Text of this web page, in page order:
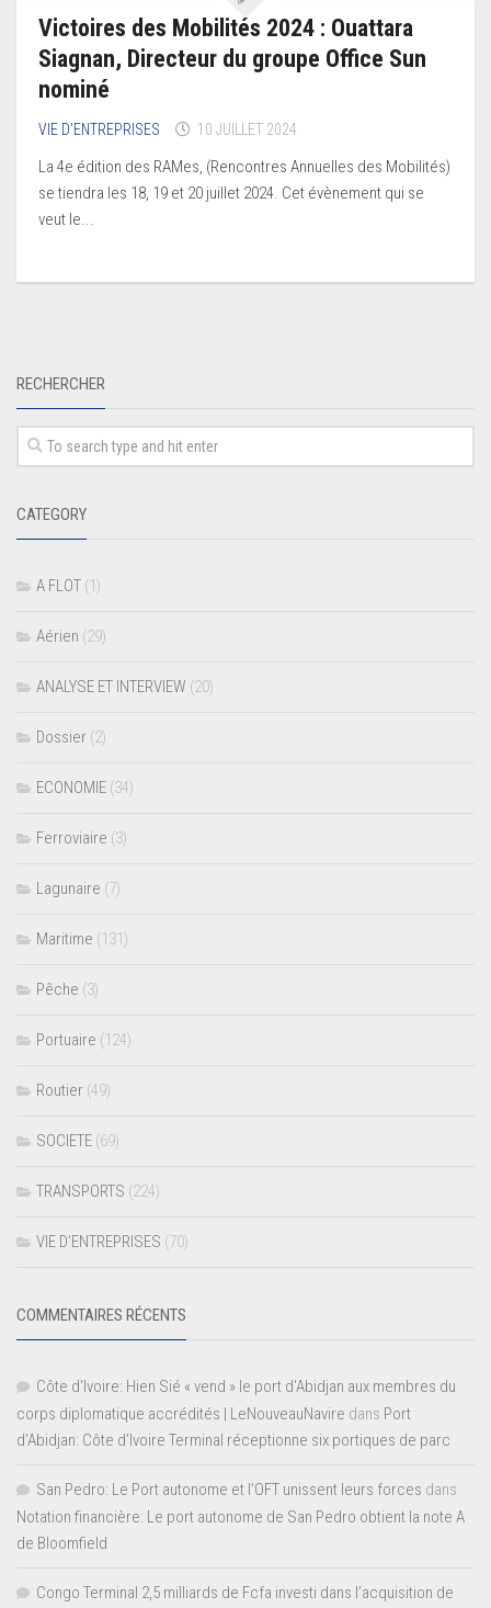
Victoires des Mobilités 2024 : Ouattara
Siagnan, Directeur du groupe Office Sun
nominé
VIE D’ENTREPRISES 10 JUILLET 2024
La 4e édition des RAMes, (Rencontres Annuelles des Mobilités)
se tiendra les 18, 19 et 20 juillet 2024. Cet évènement qui se
veut le...
RECHERCHER
CATEGORY
A FLOT (1)
Aérien (29)
ANALYSE ET INTERVIEW (20)
Dossier (2)
ECONOMIE (34)
Ferroviaire (3)
Lagunaire (7)
Maritime (131)
Pêche (3)
Portuaire (124)
Routier (49)
SOCIETE (69)
TRANSPORTS (224)
VIE D’ENTREPRISES (70)
COMMENTAIRES RÉCENTS
Côte d'Ivoire: Hien Sié « vend » le port d'Abidjan aux membres du
corps diplomatique accrédités | LeNouveauNavire dans Port
d’Abidjan: Côte d’Ivoire Terminal réceptionne six portiques de parc
San Pedro: Le Port autonome et l’OFT unissent leurs forces dans
Notation financière: Le port autonome de San Pedro obtient la note A
de Bloomfield
Congo Terminal 2,5 milliards de Fcfa investi dans l’acquisition de